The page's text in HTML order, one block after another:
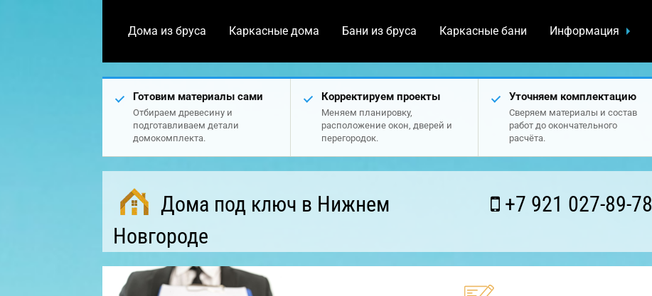
Дома из бруса Каркасные дома Бани из бруса Каркасные бани Информация
Готовим материалы сами
Отбираем древесину и
подготавливаем детали
домокомплекта.
Корректируем проекты
Меняем планировку,
расположение окон, дверей и
перегородок.
Уточняем комплектацию
Сверяем материалы и состав
работ до окончательного
расчёта.
Дома под ключ в Нижнем
Новгороде
+7 921 027-89-78